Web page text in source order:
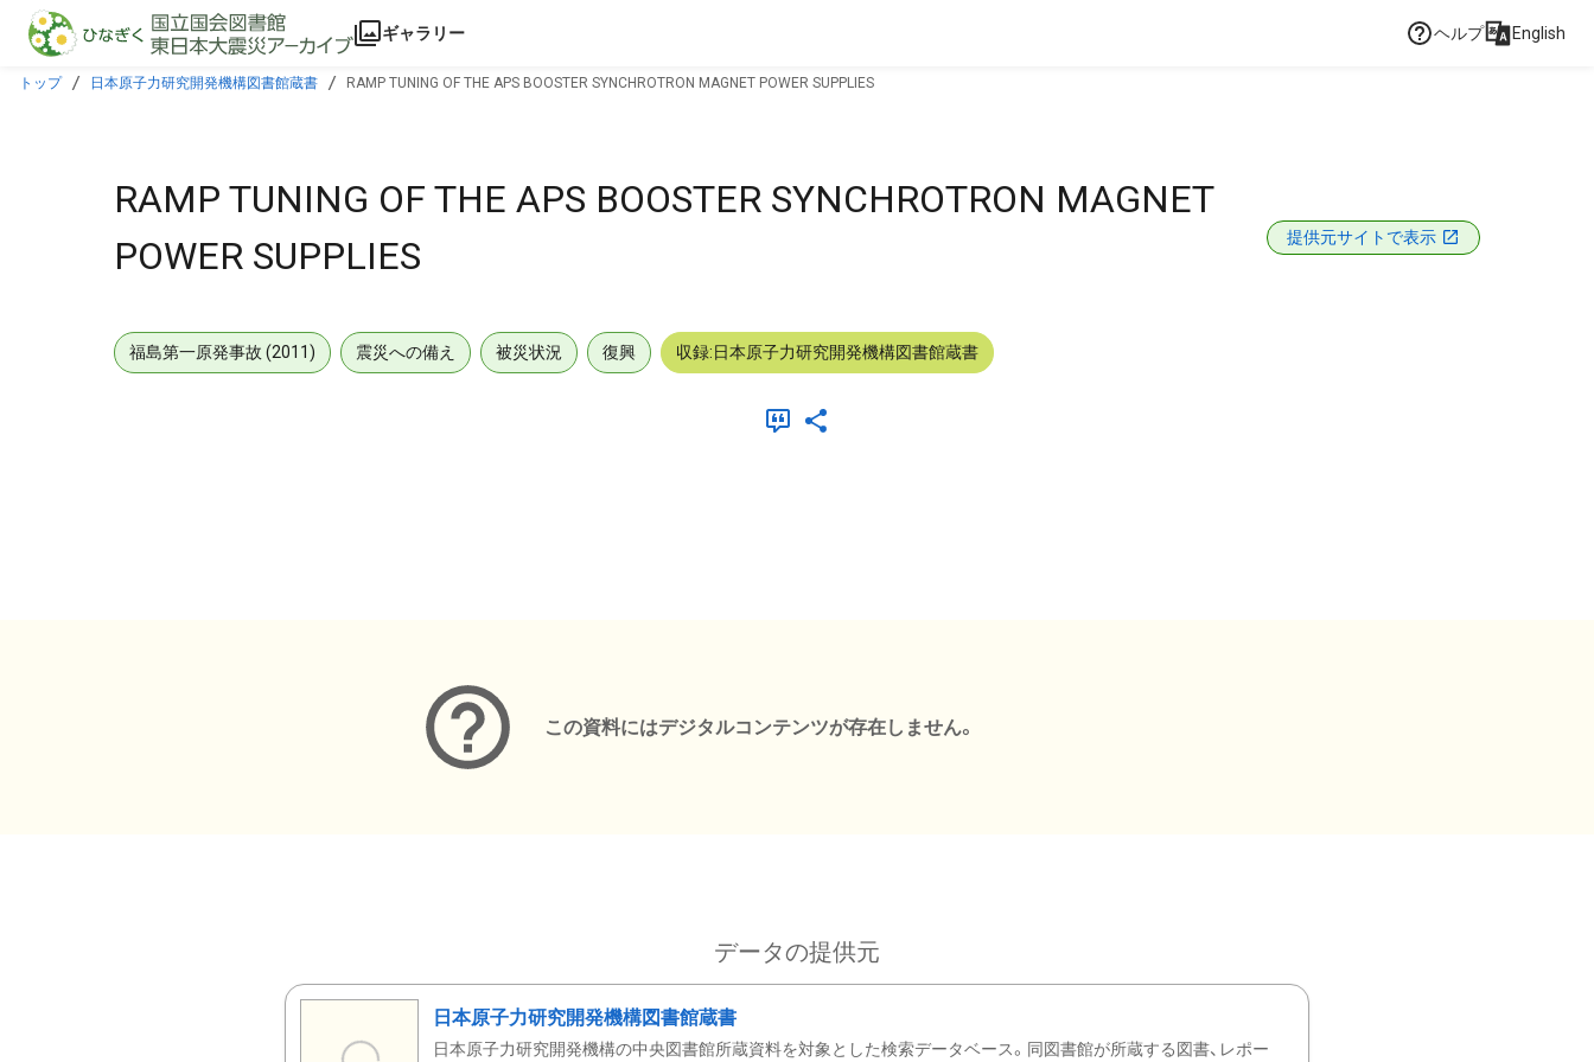
本文に飛ぶ
ギャラリー ヘルプ English
トップ 日本原子力研究開発機構図書館蔵書 RAMP TUNING OF THE APS BOOSTER SYNCHROTRON MAGNET POWER SUPPLIES
RAMP TUNING OF THE APS BOOSTER SYNCHROTRON MAGNET
POWER SUPPLIES
提供元サイトで表示
福島第一原発事故 (2011) 震災への備え 被災状況 復興 収録:日本原子力研究開発機構図書館蔵書
この資料にはデジタルコンテンツが存在しません。
データの提供元
日本原子力研究開発機構図書館蔵書
日本原子力研究開発機構の中央図書館所蔵資料を対象とした検索データベース。同図書館が所蔵する図書、レポー